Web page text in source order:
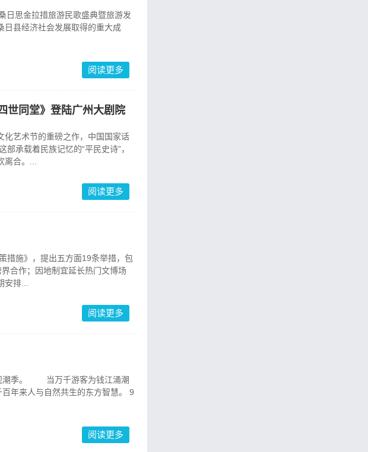
思金拉措旅游民歌盛典暨旅游发
日县经济社会发展取得的重大成
阅读更多
世同堂》登陆广州大剧院
艺术节的重磅之作，中国国家话
承载着民族记忆的“平民史诗”，
合。...
阅读更多
施》，提出五方面19条举措，包
合作；因地制宜延长热门文博场
排...
阅读更多
潮季。 当万千游客为钱江涌潮
年来人与自然共生的东方智慧。 9
阅读更多